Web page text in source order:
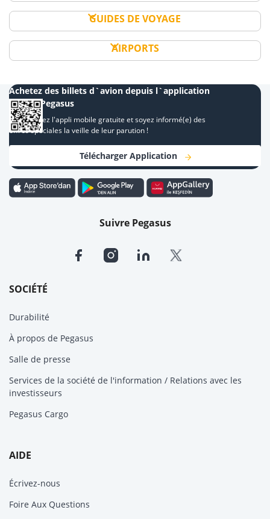
GUIDES DE VOYAGE
AIRPORTS
SOCIÉTÉ
Durabilité
À propos de Pegasus
Salle de presse
Services de la société de l'information / Relations avec les
investisseurs
Pegasus Cargo
AIDE
Écrivez-nous
Foire Aux Questions
Achetez des billets d`avion depuis l`application
mobile Pegasus
Téléchargez l'appli mobile gratuite et soyez informé(e) des
offres spéciales la veille de leur parution !
Télécharger Application
Suivre Pegasus